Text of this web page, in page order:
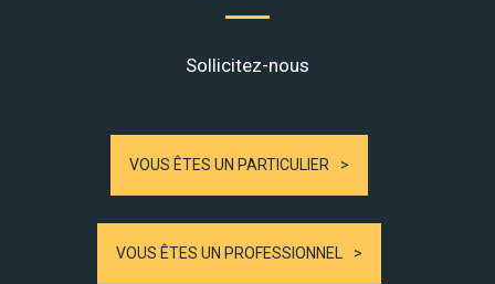
Sollicitez-nous
VOUS ÊTES UN PARTICULIER
VOUS ÊTES UN PROFESSIONNEL